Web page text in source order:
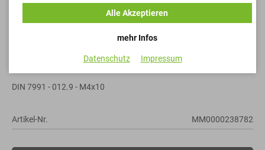
Senkkopfschrauben
DIN 7991 - 012.9 - M4x10
Artikel-Nr. MM0000238782
mehr Infos
Alle Akzeptieren
Datenschutz Impressum